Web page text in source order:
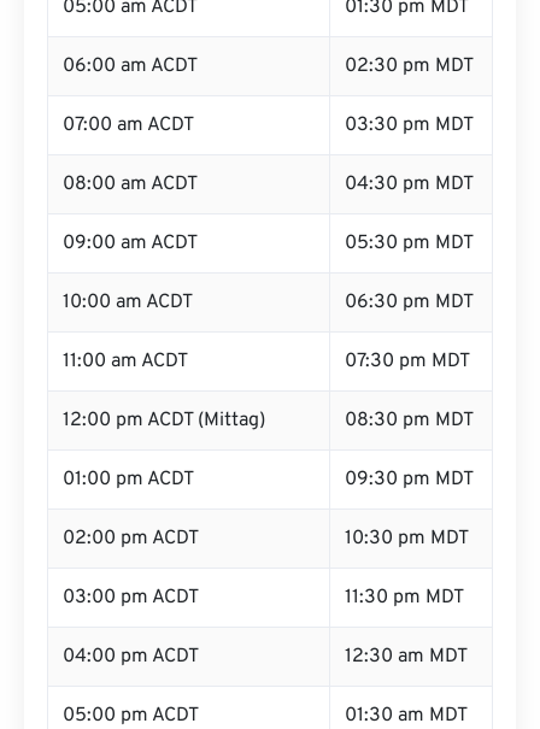
05:00 am ACDT 01:30 pm MDT
06:00 am ACDT 02:30 pm MDT
07:00 am ACDT 03:30 pm MDT
08:00 am ACDT 04:30 pm MDT
09:00 am ACDT 05:30 pm MDT
10:00 am ACDT 06:30 pm MDT
11:00 am ACDT 07:30 pm MDT
12:00 pm ACDT (Mittag) 08:30 pm MDT
01:00 pm ACDT 09:30 pm MDT
02:00 pm ACDT 10:30 pm MDT
03:00 pm ACDT 11:30 pm MDT
04:00 pm ACDT 12:30 am MDT
05:00 pm ACDT 01:30 am MDT